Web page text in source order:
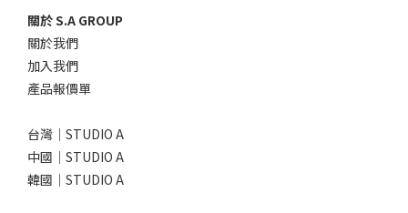
關於 S.A GROUP
關於我們
加入我們
產品報價單
台灣｜STUDIO A
中國｜STUDIO A
韓國｜STUDIO A